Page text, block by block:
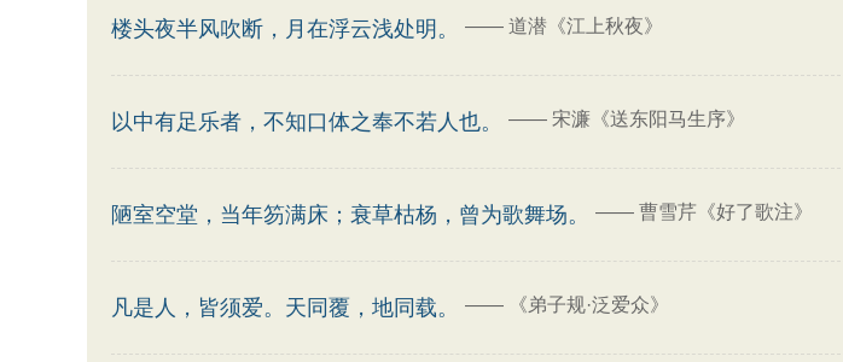
楼头夜半风吹断，月在浮云浅处明。 —— 道潜《江上秋夜》
以中有足乐者，不知口体之奉不若人也。 —— 宋濂《送东阳马生序》
陋室空堂，当年笏满床；衰草枯杨，曾为歌舞场。 —— 曹雪芹《好了歌注》
凡是人，皆须爱。天同覆，地同载。 —— 《弟子规·泛爱众》